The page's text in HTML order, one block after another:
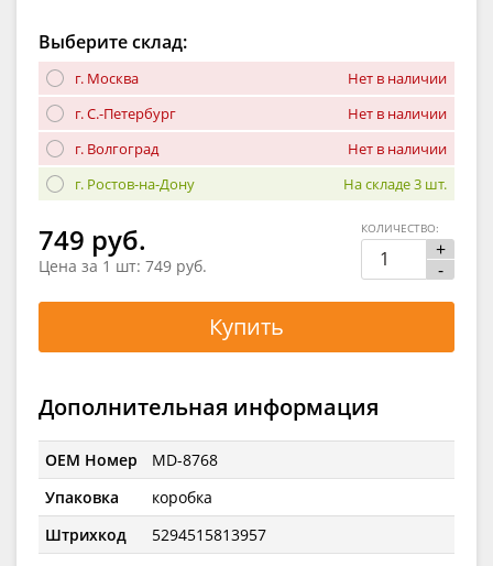
Выберите склад:
г. Москва
Нет в наличии
г. С.-Петербург
Нет в наличии
г. Волгоград
Нет в наличии
г. Ростов-на-Дону
На складе 3 шт.
749 руб.
Цена за 1 шт: 749 руб.
+
-
КОЛИЧЕСТВО:
Купить
Дополнительная информация
OEM Номер
MD-8768
Упаковка
коробка
Штрихкод
5294515813957